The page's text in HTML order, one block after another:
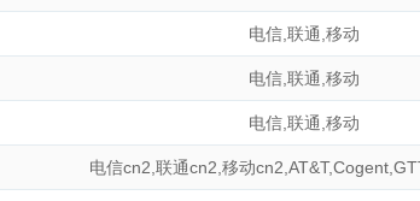
电信 联通 移动
电信 联通 移动
电信 联通 移动
电信cn2 联通cn2 移动cn2 AT&T,Cogent